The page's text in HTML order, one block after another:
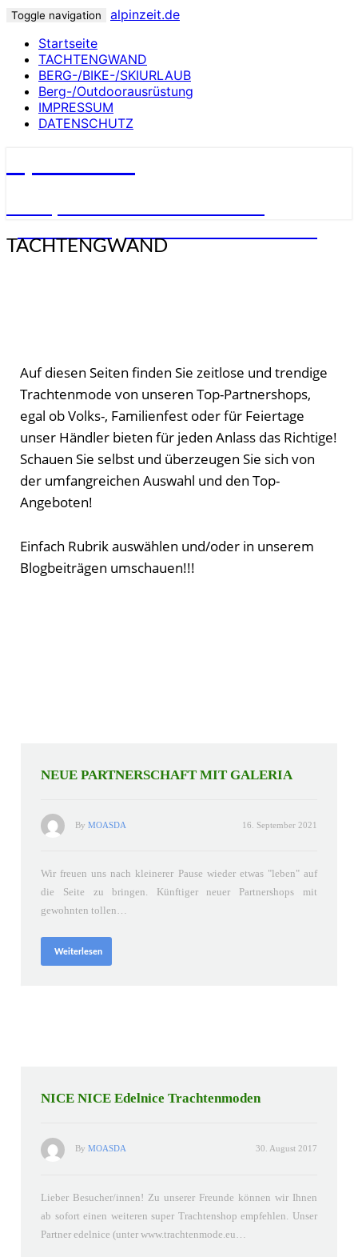
Toggle navigation
alpinzeit.de
Startseite
TACHTENGWAND
BERG-/BIKE-/SKIURLAUB
Berg-/Outdoorausrüstung
IMPRESSUM
DATENSCHUTZ
TACHTENGWAND
TACHTENGWAND
Auf diesen Seiten finden Sie zeitlose und trendige
Trachtenmode von unseren Top-Partnershops,
egal ob Volks-, Familienfest oder für Feiertage
unser Händler bieten für jeden Anlass das Richtige!
Schauen Sie selbst und überzeugen Sie sich von
der umfangreichen Auswahl und den Top-
Angeboten!
Einfach Rubrik auswählen und/oder in unserem
Blogbeiträgen umschauen!!!
NEUE PARTNERSCHAFT MIT GALERIA
ByMOASDA 16. September 2021
Wir freuen uns nach kleinerer Pause wieder etwas "leben" auf
die Seite zu bringen. Künftiger neuer Partnershops mit
gewohnten tollen…
Weiterlesen
NICE NICE Edelnice Trachtenmoden
ByMOASDA 30. August 2017
Lieber Besucher/innen! Zu unserer Freunde können wir Ihnen
ab sofort einen weiteren super Trachtenshop empfehlen. Unser
Partner edelnice (unter www.trachtenmode.eu…